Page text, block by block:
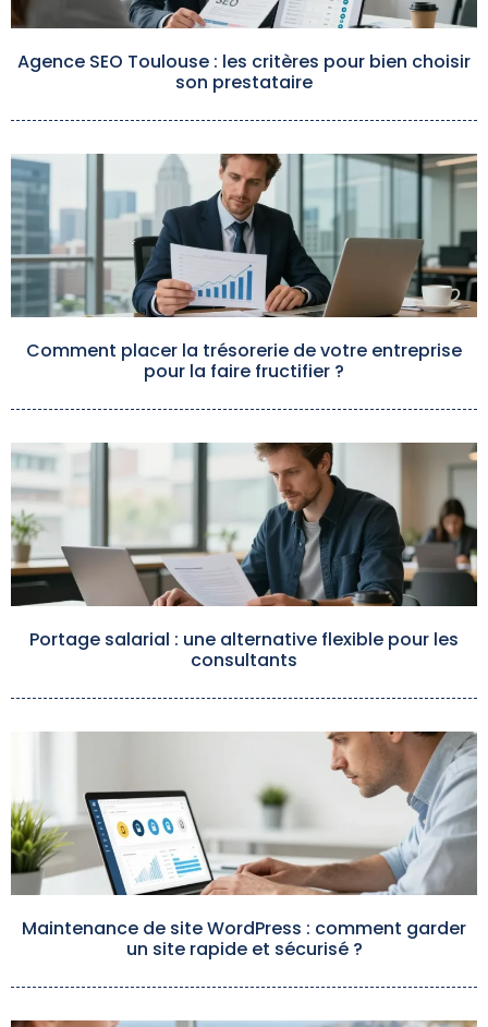
Agence SEO Toulouse : les critères pour bien choisir
son prestataire
Comment placer la trésorerie de votre entreprise
pour la faire fructifier ?
Portage salarial : une alternative flexible pour les
consultants
Maintenance de site WordPress : comment garder
un site rapide et sécurisé ?